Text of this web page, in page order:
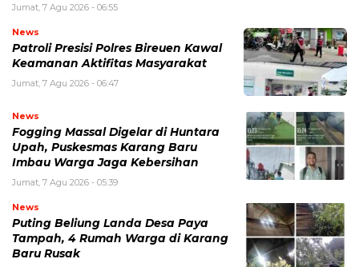
Jumat, 7 Agu 2026 - 06:55
News
Patroli Presisi Polres Bireuen Kawal
Keamanan Aktifitas Masyarakat
Jumat, 7 Agu 2026 - 06:47
News
Fogging Massal Digelar di Huntara
Upah, Puskesmas Karang Baru
Imbau Warga Jaga Kebersihan
Jumat, 7 Agu 2026 - 05:39
News
Puting Beliung Landa Desa Paya
Tampah, 4 Rumah Warga di Karang
Baru Rusak